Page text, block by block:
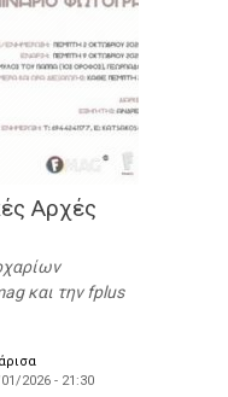
Αρχές
και την fplus
2026 - 21:30